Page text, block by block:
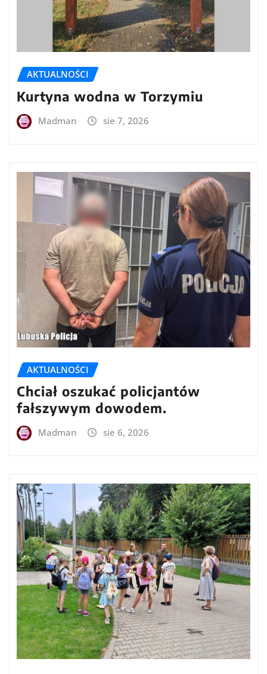
AKTUALNOŚCI
Kurtyna wodna w Torzymiu
Madman sie 7, 2026
AKTUALNOŚCI
Chciał oszukać policjantów
fałszywym dowodem.
Madman sie 6, 2026